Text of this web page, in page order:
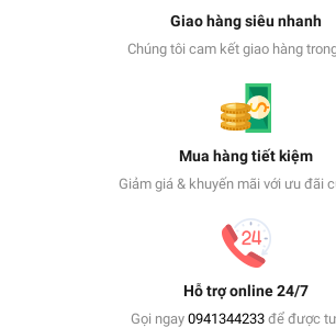
Giao hàng siêu nhanh
Chúng tôi cam kết giao hàng
Mua hàng tiết kiệm
Giảm giá & khuyến mãi với ưu đãi
Hỗ trợ online 24/7
Gọi ngay 0941344233để được